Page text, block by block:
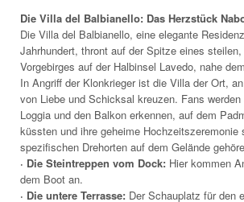
Die Villa del Balbianello: Das Herzstück
Die Villa del Balbianello, eine elegante
Jahrhundert, thront auf der Spitze eines
Vorgebirges auf der Halbinsel Lavedo, nahe
In Angriff der Klonkrieger ist die Villa der Ort,
von Liebe und Schicksal kreuzen. Fans
Loggia und den Balkon erkennen, auf dem
küssten und ihre geheime Hochzeitszeremonie
spezifischen Drehorten auf dem Gelände
· Die Steintreppen vom Dock: Hier kommen
dem Boot an.
· Die untere Terrasse: Der Schauplatz für den